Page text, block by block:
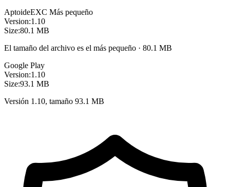
AptoideEXC Más pequeño
Version:1.10
Size:80.1 MB
El tamaño del archivo es el más pequeño · 80.1 MB
Google Play
Version:1.10
Size:93.1 MB
Versión 1.10, tamaño 93.1 MB